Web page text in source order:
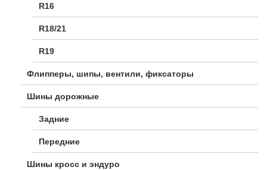
R16
R18/21
R19
Флипперы, шипы, вентили, фиксаторы
Шины дорожные
Задние
Передние
Шины кросс и эндуро